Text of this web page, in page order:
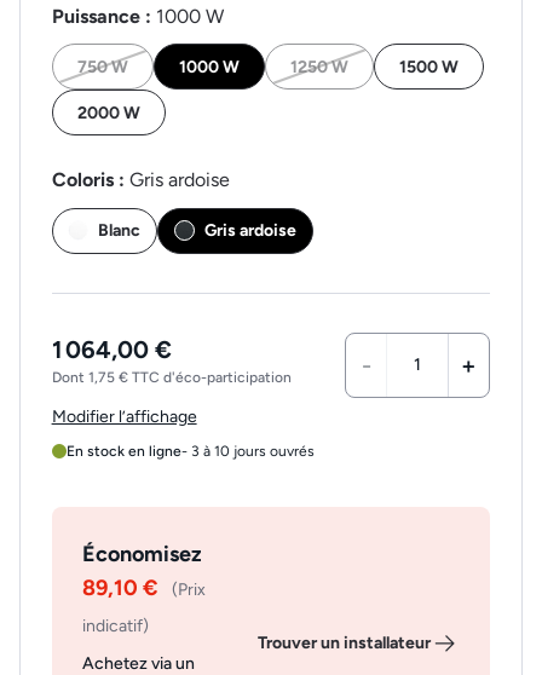
Puissance : 1000 W
750 W 1000 W 1250 W 1500 W
2000 W
Coloris : Gris ardoise
Blanc Gris ardoise
1 064,00 €
Dont 1,75 € TTC d'éco-participation - +
Modifier l’affichage
En stock en ligne- 3 à 10 jours ouvrés
Économisez
89,10 €
(Prix
indicatif)
Achetez via un
Trouver un installateur